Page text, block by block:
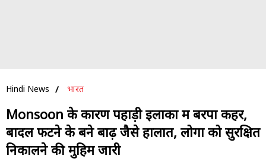
Hindi News भारत
Monsoon के कारण पहाड़ी इलाकों में बरपा कहर,
बादल फटने के बने बाढ़ जैसे हालात, लोगों को सुरक्षित
निकालने की मुहिम जारी